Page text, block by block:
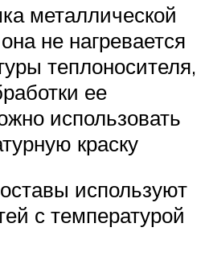
металлической
не нагревается
теплоносителя,
ее
использовать
краску
используют
с температурой